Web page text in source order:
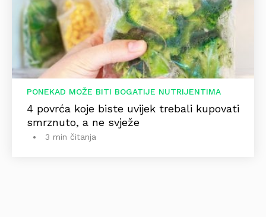
PONEKAD MOŽE BITI BOGATIJE NUTRIJENTIMA
4 povrća koje biste uvijek trebali kupovati
smrznuto, a ne svježe
3 min čitanja